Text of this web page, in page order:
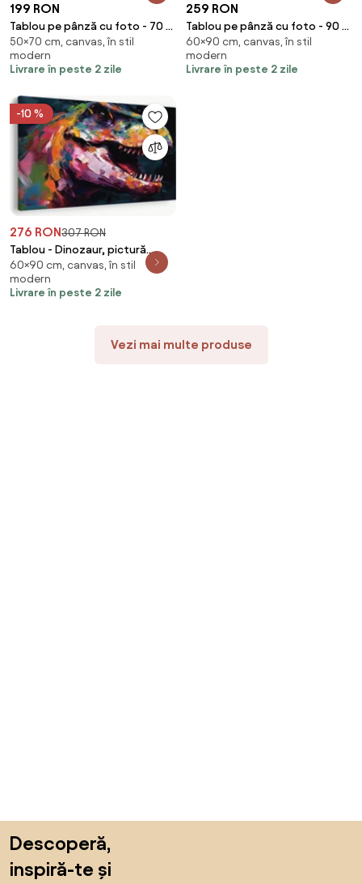
199 RON
Tablou pe pânză cu foto - 70 x
50 cm (70x50 cm)
50×70 cm, canvas, în stil
modern
Livrare în peste 2 zile
259 RON
Tablou pe pânză cu foto - 90 x
60 cm (90x60 cm)
60×90 cm, canvas, în stil
modern
Livrare în peste 2 zile
-10 %
276 RON307 RON
Tablou - Dinozaur, pictură
(90x60 cm)
60×90 cm, canvas, în stil
modern
Livrare în peste 2 zile
Vezi mai multe produse
Descoperă,
inspiră-te și